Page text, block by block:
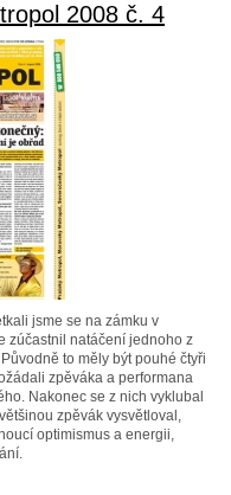
2008 č. 4
jsme se na zámku v
zúčastnil natáčení jednoho z
to měly být pouhé čtyři
zpěváka a performana
Nakonec se z nich vyklubal
zpěvák vysvětloval,
optimismus a energii,